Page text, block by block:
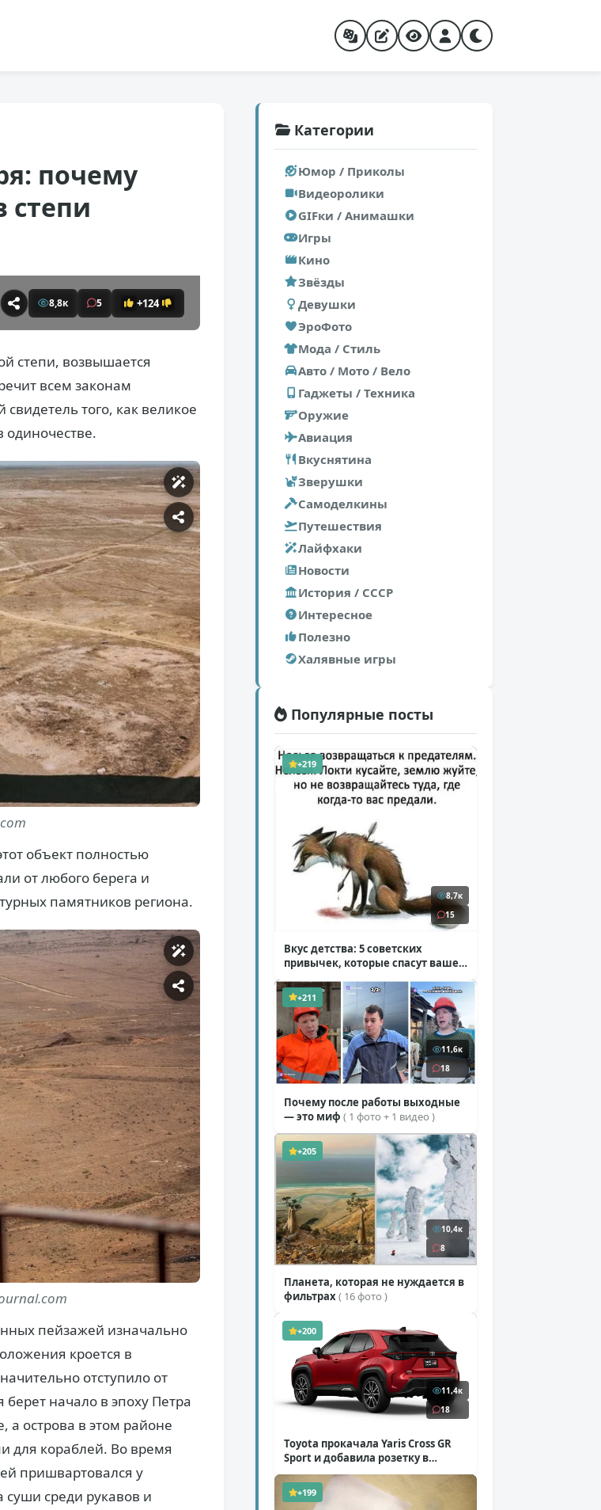
почему
степи
8,8к 5 +124
степи, возвышается
всем законам
того, как великое
одиночестве.
объект полностью
от любого берега и
памятников региона.
пейзажей изначально
кроется в
отступило от
начало в эпоху Петра
а острова в этом районе
для кораблей. Во время
пришвартовался у
суши среди рукавов и
Категории
Юмор / Приколы
Видеоролики
GIFки / Анимашки
Игры
Кино
Звёзды
Девушки
ЭроФото
Мода / Стиль
Авто / Мото / Вело
Гаджеты / Техника
Оружие
Авиация
Вкуснятина
Зверушки
Самоделкины
Путешествия
Лайфхаки
Новости
История / СССР
Интересное
Полезно
Халявные игры
Популярные посты
+219
8,7к
15
Вкус детства: 5 советских
привычек, которые спасут ваше
+211
11,6к
18
Почему после работы выходные
— это миф ( 1 фото + 1 видео )
+205
10,4к
8
Планета, которая не нуждается в
фильтрах( 16 фото )
+200
11,4к
18
Toyota прокачала Yaris Cross GR
Sport и добавила розетку в
Harrier( 5 фото )
+199